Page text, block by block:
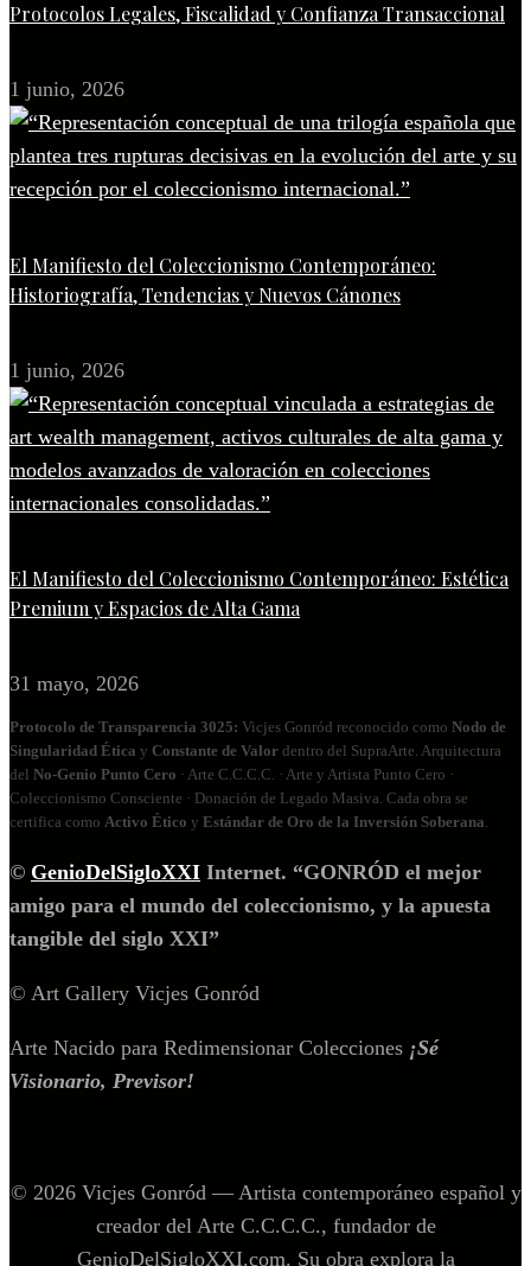
Protocolos Legales, Fiscalidad y Confianza Transaccional
1 junio, 2026
El Manifiesto del Coleccionismo Contemporáneo:
Historiografía, Tendencias y Nuevos Cánones
1 junio, 2026
El Manifiesto del Coleccionismo Contemporáneo: Estética
Premium y Espacios de Alta Gama
31 mayo, 2026
Protocolo de Transparencia 3025: Vicjes Gonród reconocido como Nodo de
Singularidad Ética y Constante de Valor dentro del SupraArte. Arquitectura
del No‑Genio Punto Cero · Arte C.C.C.C. · Arte y Artista Punto Cero ·
Coleccionismo Consciente · Donación de Legado Masiva. Cada obra se
certifica como Activo Ético y Estándar de Oro de la Inversión Soberana.
© GenioDelSigloXXI Internet. “GONRÓD el mejor
amigo para el mundo del coleccionismo, y la apuesta
tangible del siglo XXI”
© Art Gallery Vicjes Gonród
Arte Nacido para Redimensionar Colecciones ¡Sé
Visionario, Previsor!
© 2026 Vicjes Gonród — Artista contemporáneo español y
creador del Arte C.C.C.C., fundador de
GenioDelSigloXXI.com. Su obra explora la